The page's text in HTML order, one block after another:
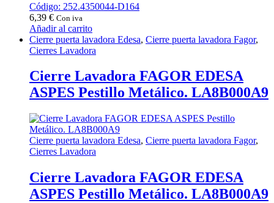
Código: 252.4350044-D164
6,39 € Con iva
Añadir al carrito
Cierre puerta lavadora Edesa, Cierre puerta lavadora Fagor,
Cierres Lavadora
Cierre Lavadora FAGOR EDESA
ASPES Pestillo Metálico. LA8B000A9
Cierre puerta lavadora Edesa, Cierre puerta lavadora Fagor,
Cierres Lavadora
Cierre Lavadora FAGOR EDESA
ASPES Pestillo Metálico. LA8B000A9